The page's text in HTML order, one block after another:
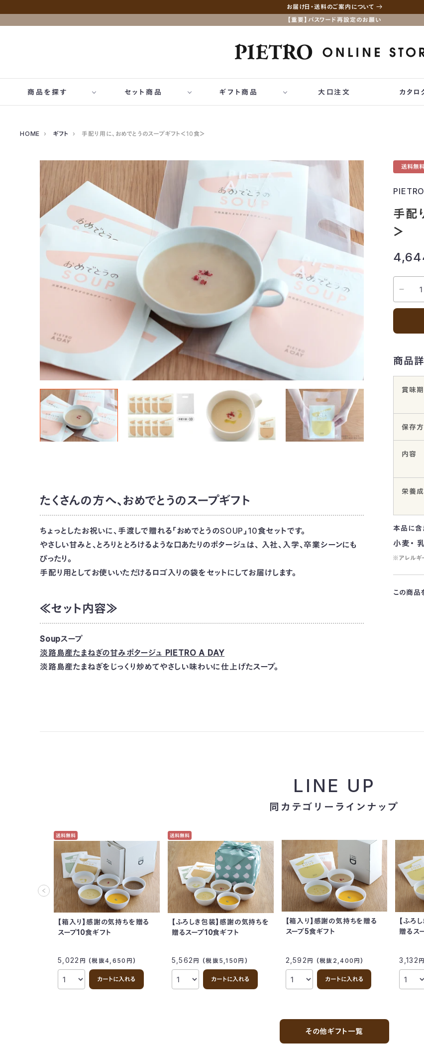
お届け日・送料のご案内について
【重要】パスワード再設定のお願い
商品を探す
- PIETRO A DAY
- パットフッテ
- AGNESI
- 洋麺屋ピエトロ
- ピエトロドレッシング
- ドレッシング
- スープ
- パスタ麺
- パスタソース
- 冷凍パスタ
- 冷凍ドリア・グラタン
- 調味料
- 食器・雑貨(常温便)
- 食器・雑貨(冷凍便)
- その他（常温便）
- 1,000〜3,000円
セット商品
- おためしセット
ギフト商品
- 出産祝い
- 引き出物
- 内祝い
- 誕生日祝い
- プチギフト
- ドレッシングギフト
- スープギフト
大口注文 カタロ
HOME › ギフト › 手配り用に、おめでとうのスープギフト＜10食＞
たくさんの方へ、おめでとうのスープギフト
ちょっとしたお祝いに、手渡しで贈れる「おめでとうのSOUP」10食セットです。
やさしい甘みと、とろりととろけるような口あたりのポタージュは、 入社、入学、卒業シーンにも
ぴったり。
手配り用としてお使いいただけるロゴ入りの袋をセットにしてお届けします。
≪セット内容≫
Soupスープ
淡路島産たまねぎの甘みポタージュ PIETRO A DAY
淡路島産たまねぎをじっくり炒めてやさしい味わいに仕上げたスープ。
送料無
手配
＞
商品
賞味
保存
内容
栄養
本品に含
小麦・
※アレルギ
この商品
LINE UP
同カテゴリーラインナップ
送料無料
【箱入り】感謝の気持ちを贈る
スープ10食ギフト
5,022 円 （税抜4,650 円）
カートに入れる
送料無料
【ふろしき包装】感謝の気持ちを
贈るスープ10食ギフト
5,562 円 （税抜5,150 円 ）
カートに入れる
【箱入り】感謝の気持ちを贈る
スープ5食ギフト
2,592 円 （税抜2,400 円）
カートに入れる
【ふろ
贈るス
3,132 円
その他ギフト一覧